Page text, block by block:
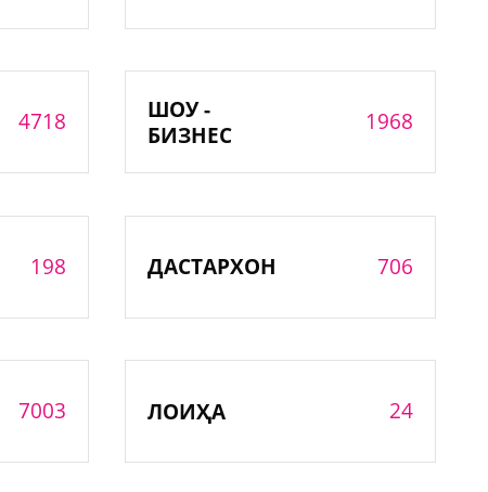
4718
ШОУ -
БИЗНЕС
1968
198 ДАСТАРХОН 706
7003 ЛОИҲА 24